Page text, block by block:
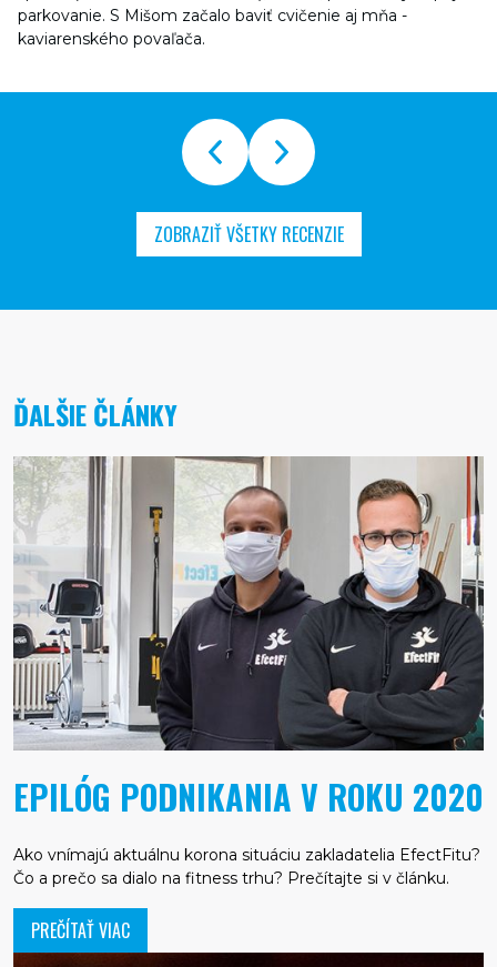
parkovanie. S Mišom začalo baviť cvičenie aj mňa -
kaviarenského povaľača.
ZOBRAZIŤ VŠETKY RECENZIE
ĎALŠIE ČLÁNKY
EPILÓG PODNIKANIA V ROKU 2020
Ako vnímajú aktuálnu korona situáciu zakladatelia EfectFitu?
Čo a prečo sa dialo na fitness trhu? Prečítajte si v článku.
PREČÍTAŤ VIAC